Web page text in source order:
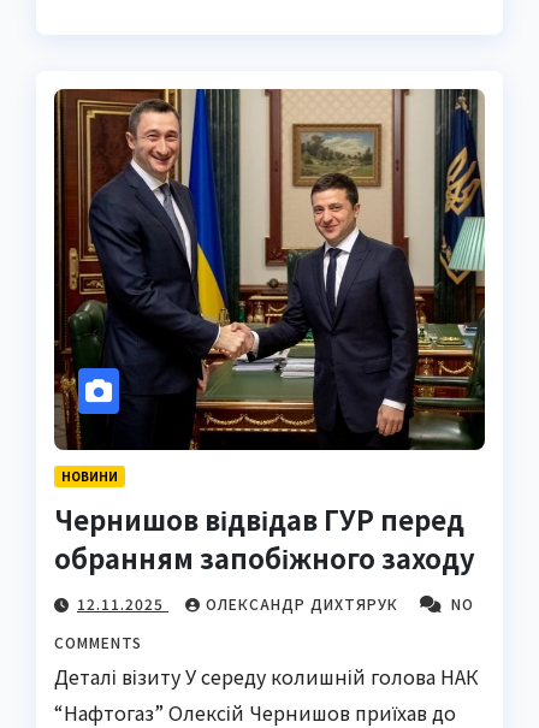
НОВИНИ
Чернишов відвідав ГУР перед
обранням запобіжного заходу
12.11.2025 ОЛЕКСАНДР ДИХТЯРУК
NO
COMMENTS
Деталі візиту У середу колишній голова НАК
“Нафтогаз” Олексій Чернишов приїхав до